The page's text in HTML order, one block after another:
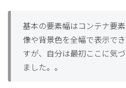
基本の要素幅はコンテナ要
像や背景色を全幅で表示で
すが、自分は最初ここに気
ました。。